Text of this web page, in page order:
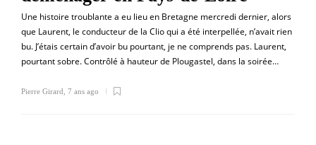
Une histoire troublante a eu lieu en Bretagne mercredi dernier, alors
que Laurent, le conducteur de la Clio qui a été interpellée, n’avait rien
bu. J’étais certain d’avoir bu pourtant, je ne comprends pas. Laurent,
pourtant sobre. Contrôlé à hauteur de Plougastel, dans la soirée…
Pierre Girard 7 ans ago